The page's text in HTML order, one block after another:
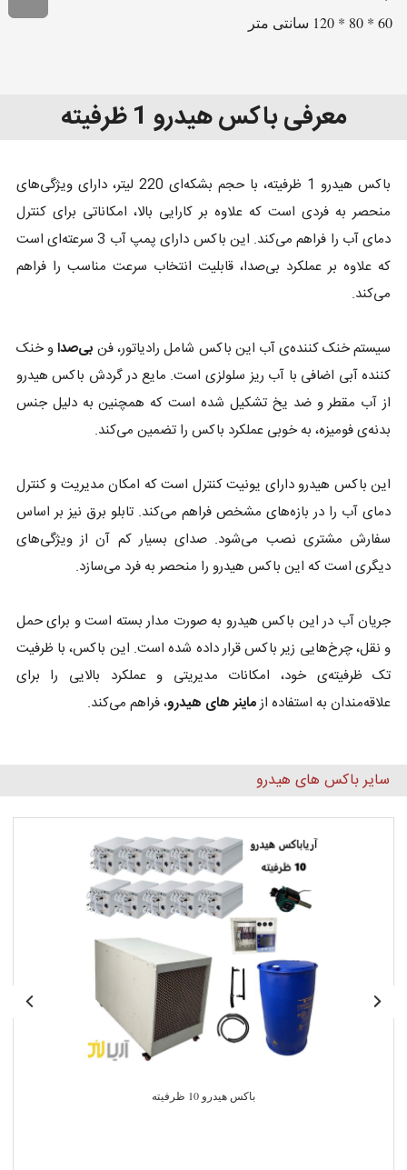
60 * 80 * 120 سانتی متر
معرفی باکس هیدرو 1 ظرفیته
باکس هیدرو 1 ظرفیته، با حجم بشکه‌ای 220 لیتر، دارای ویژگی‌های
منحصر به فردی است که علاوه بر کارایی بالا، امکاناتی برای کنترل
دمای آب را فراهم می‌کند. این باکس دارای پمپ آب 3 سرعته‌ای است
که علاوه بر عملکرد بی‌صدا، قابلیت انتخاب سرعت مناسب را فراهم
می‌کند.
سیستم خنک کننده‌ی آب این باکس شامل رادیاتور، فنبی‌صداو خنک
کننده آبی اضافی با آب ریز سلولزی است. مایع در گردش باکس هیدرو
از آب مقطر و ضد یخ تشکیل شده است که همچنین به دلیل جنس
بدنه‌ی فومیزه، به خوبی عملکرد باکس را تضمین می‌کند.
این باکس هیدرو دارای یونیت کنترل است که امکان مدیریت و کنترل
دمای آب را در بازه‌های مشخص فراهم می‌کند. تابلو برق نیز بر اساس
سفارش مشتری نصب می‌شود. صدای بسیار کم آن از ویژگی‌های
دیگری است که این باکس هیدرو را منحصر به فرد می‌سازد.
جریان آب در این باکس هیدرو به صورت مدار بسته است و برای حمل
و نقل، چرخ‌هایی زیر باکس قرار داده شده است. این باکس، با ظرفیت
تک ظرفیته‌ی خود، امکانات مدیریتی و عملکرد بالایی را برای
علاقه‌مندان به استفاده ازماینر های هیدرو، فراهم می‌کند.
سایر باکس های هیدرو
باکس هیدرو 10 ظرفیته